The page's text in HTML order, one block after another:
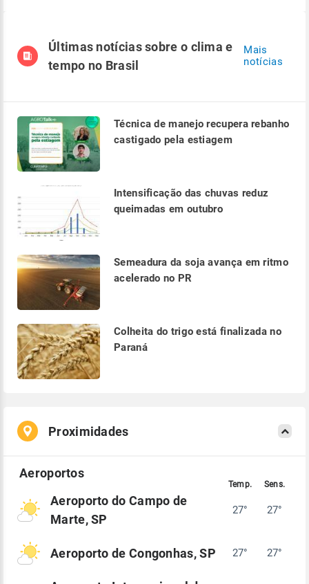
Últimas notícias sobre o clima e
tempo no Brasil
Mais
notícias
Técnica de manejo recupera rebanho
castigado pela estiagem
Intensificação das chuvas reduz
queimadas em outubro
Semeadura da soja avança em ritmo
acelerado no PR
Colheita do trigo está finalizada no
Paraná
Proximidades
Aeroporto do Campo de
Marte, SP
27° 27°
Aeroporto de Congonhas, SP 27° 27°